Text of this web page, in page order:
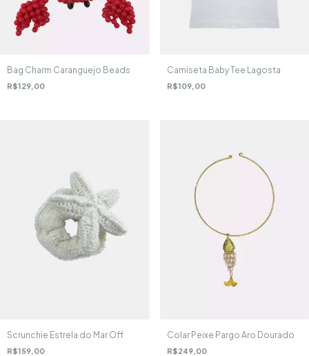
Bag Charm Caranguejo Beads
R$129,00
Camiseta Baby Tee Lagosta
R$109,00
Scrunchie Estrela do Mar Off
R$159,00
Colar Peixe Pargo Aro Dourado
R$249,00